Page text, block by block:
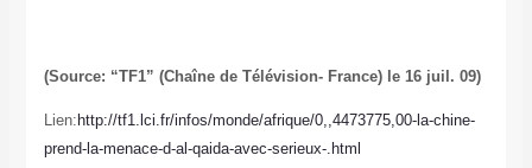
(Source: “TF1” (Chaîne de Télévision- France) le 16 juil. 09)
Lien: http://tf1.lci.fr/infos/monde/afrique/0,,4473775,00-la-chine-
prend-la-menace-d-al-qaida-avec-serieux-.html